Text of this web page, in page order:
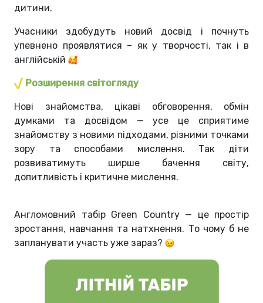
дитини.
Учасники здобудуть новий досвід і почнуть
упевнено проявлятися – як у творчості, так і в
англійській
Розширення світогляду
Нові знайомства, цікаві обговорення, обмін
думками та досвідом — усе це сприятиме
знайомству з новими підходами, різними точками
зору та способами мислення. Так діти
розвиватимуть ширше бачення світу,
допитливість і критичне мислення.
Англомовний табір Green Country — це простір
зростання, навчання та натхнення. То чому б не
запланувати участь уже зараз?